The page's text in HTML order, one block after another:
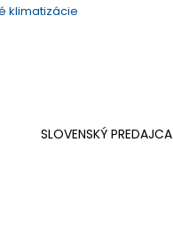
klimatizácie
SLOVENSKÝ PREDAJCA